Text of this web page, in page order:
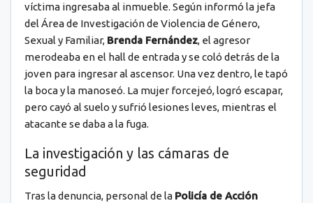
víctima ingresaba al inmueble. Según informó la jefa
del Área de Investigación de Violencia de Género,
Sexual y Familiar, Brenda Fernández, el agresor
merodeaba en el hall de entrada y se coló detrás de la
joven para ingresar al ascensor. Una vez dentro, le tapó
la boca y la manoseó. La mujer forcejeó, logró escapar,
pero cayó al suelo y sufrió lesiones leves, mientras el
atacante se daba a la fuga.
La investigación y las cámaras de
seguridad
Tras la denuncia, personal de la Policía de Acción